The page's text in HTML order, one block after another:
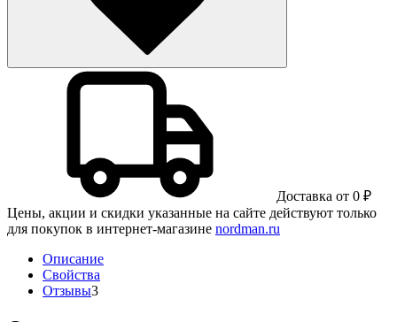
Доставка от 0 ₽
Цены, акции и скидки указанные на сайте действуют только
для покупок в интернет-магазине nordman.ru
Описание
Свойства
Отзывы3